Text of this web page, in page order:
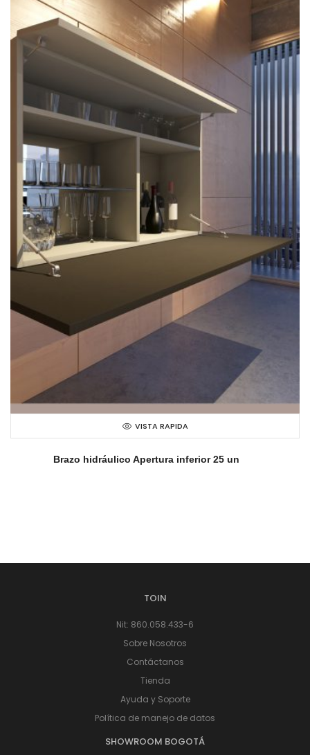
VISTA RAPIDA
Brazo hidráulico Apertura inferior 25 un
TOIN
Nit: 860.058.433-6
Sobre Nosotros
Contáctanos
Tienda
Ayuda y Soporte
Política de manejo de datos
SHOWROOM BOGOTÁ